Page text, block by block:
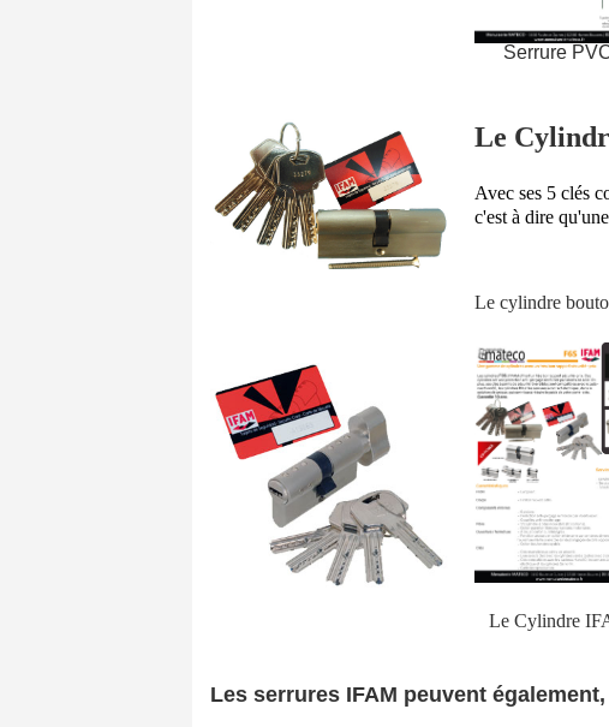
Serrure
Le
Avec ses 5 clés
c'est à dire
Le cylindre
Le Cylindre
Les serrures IFAM peuvent